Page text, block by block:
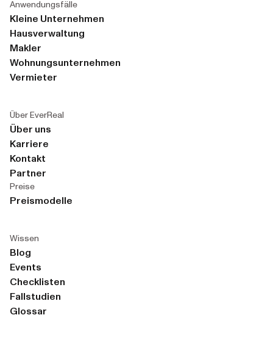
Anwendungsfälle
Kleine Unternehmen
Hausverwaltung
Makler
Wohnungsunternehmen
Vermieter
Über EverReal
Über uns
Karriere
Kontakt
Partner
Preise
Preismodelle
Wissen
Blog
Events
Checklisten
Fallstudien
Glossar